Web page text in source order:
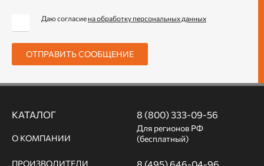
Даю согласие на обработку персональных данных
ОТПРАВИТЬ СООБЩЕНИЕ
КАТАЛОГ
О КОМПАНИИ
ПРОИЗВОДИТЕЛИ
8 (800) 333-09-56
Для регионов РФ
(бесплатный)